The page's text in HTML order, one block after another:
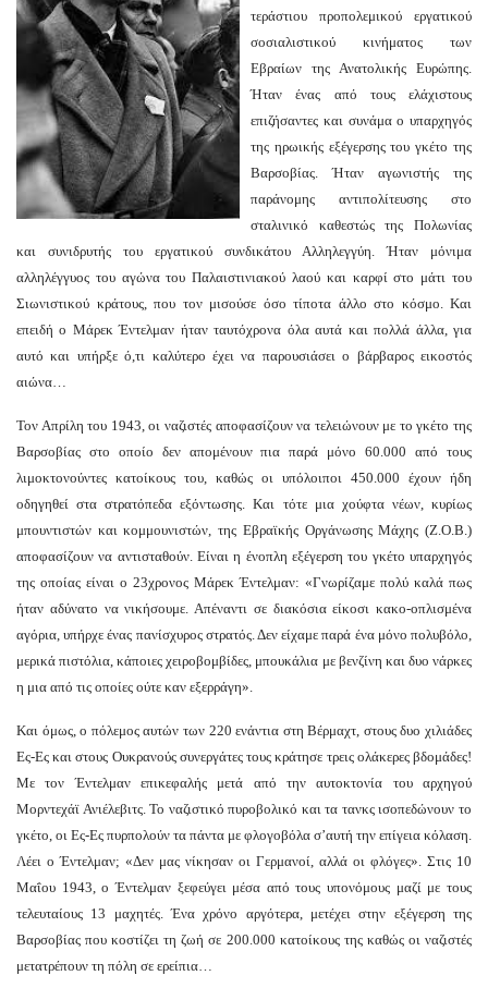
τεράστιου προπολεμικού εργατικού
σοσιαλιστικού κινήματος των
Εβραίων της Ανατολικής Ευρώπης.
Ήταν ένας από τους ελάχιστους
επιζήσαντες και συνάμα ο υπαρχηγός
της ηρωικής εξέγερσης του γκέτο της
Βαρσοβίας. Ήταν αγωνιστής της
παράνομης αντιπολίτευσης στο
σταλινικό καθεστώς της Πολωνίας
και συνιδρυτής του εργατικού συνδικάτου Αλληλεγγύη. Ήταν μόνιμα
αλληλέγγυος του αγώνα του Παλαιστινιακού λαού και καρφί στο μάτι του
Σιωνιστικού κράτους, που τον μισούσε όσο τίποτα άλλο στο κόσμο. Και
επειδή ο Μάρεκ Έντελμαν ήταν ταυτόχρονα όλα αυτά και πολλά άλλα, για
αυτό και υπήρξε ό,τι καλύτερο έχει να παρουσιάσει ο βάρβαρος εικοστός
αιώνα…
Τον Απρίλη του 1943, οι ναζιστές αποφασίζουν να τελειώνουν με το γκέτο της
Βαρσοβίας στο οποίο δεν απομένουν πια παρά μόνο 60.000 από τους
λιμοκτονούντες κατοίκους του, καθώς οι υπόλοιποι 450.000 έχουν ήδη
οδηγηθεί στα στρατόπεδα εξόντωσης. Και τότε μια χούφτα νέων, κυρίως
μπουντιστών και κομμουνιστών, της Εβραϊκής Οργάνωσης Μάχης (Z.O.B.)
αποφασίζουν να αντισταθούν. Είναι η ένοπλη εξέγερση του γκέτο υπαρχηγός
της οποίας είναι ο 23χρονος Μάρεκ Έντελμαν: «Γνωρίζαμε πολύ καλά πως
ήταν αδύνατο να νικήσουμε. Απέναντι σε διακόσια είκοσι κακο-οπλισμένα
αγόρια, υπήρχε ένας πανίσχυρος στρατός. Δεν είχαμε παρά ένα μόνο πολυβόλο,
μερικά πιστόλια, κάποιες χειροβομβίδες, μπουκάλια με βενζίνη και δυο νάρκες
η μια από τις οποίες ούτε καν εξερράγη».
Και όμως, ο πόλεμος αυτών των 220 ενάντια στη Βέρμαχτ, στους δυο χιλιάδες
Ες-Ες και στους Ουκρανούς συνεργάτες τους κράτησε τρεις ολάκερες βδομάδες!
Με τον Έντελμαν επικεφαλής μετά από την αυτοκτονία του αρχηγού
Μορντεχάϊ Ανιέλεβιτς. Το ναζιστικό πυροβολικό και τα τανκς ισοπεδώνουν το
γκέτο, οι Ες-Ες πυρπολούν τα πάντα με φλογοβόλα σ’αυτή την επίγεια κόλαση.
Λέει ο Έντελμαν; «Δεν μας νίκησαν οι Γερμανοί, αλλά οι φλόγες». Στις 10
Μαΐου 1943, ο Έντελμαν ξεφεύγει μέσα από τους υπονόμους μαζί με τους
τελευταίους 13 μαχητές. Ένα χρόνο αργότερα, μετέχει στην εξέγερση της
Βαρσοβίας που κοστίζει τη ζωή σε 200.000 κατοίκους της καθώς οι ναζιστές
μετατρέπουν τη πόλη σε ερείπια…